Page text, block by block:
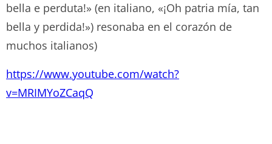
bella e perduta!» (en italiano, «¡Oh patria mía, tan
bella y perdida!») resonaba en el corazón de
muchos italianos)
https://www.youtube.com/watch?
v=MRIMYoZCaqQ